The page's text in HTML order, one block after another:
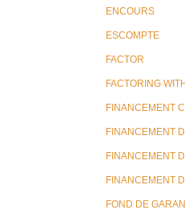
ENCOURS
ESCOMPTE
FACTOR
FACTORING
FINANCEMENT
FINANCEMENT
FINANCEMENT
FINANCEMENT
FOND DE